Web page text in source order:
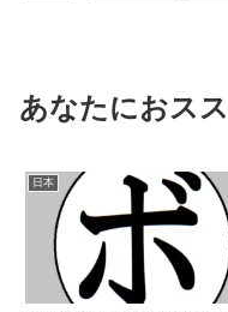
あなたにおス
日本